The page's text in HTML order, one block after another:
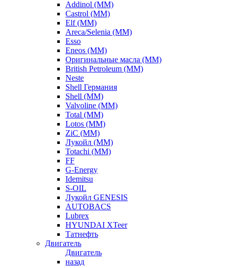
Addinol (ММ)
Castrol (ММ)
Elf (ММ)
Areca/Selenia (ММ)
Esso
Eneos (ММ)
Оригинальные масла (ММ)
British Petroleum (ММ)
Neste
Shell Германия
Shell (ММ)
Valvoline (ММ)
Total (ММ)
Lotos (ММ)
ZiC (ММ)
Лукойл (ММ)
Totachi (MM)
FF
G-Energy
Idemitsu
S-OIL
Лукойл GENESIS
AUTOBACS
Lubrex
HYUNDAI XTeer
Татнефть
Двигатель
Двигатель
назад